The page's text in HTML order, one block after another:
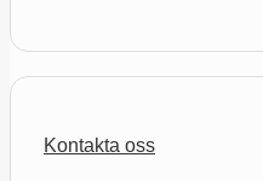
Kontakta oss